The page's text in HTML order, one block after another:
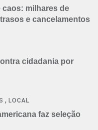
caos: milhares de
e cancelamentos
cidadania por
,LOCAL
faz seleção